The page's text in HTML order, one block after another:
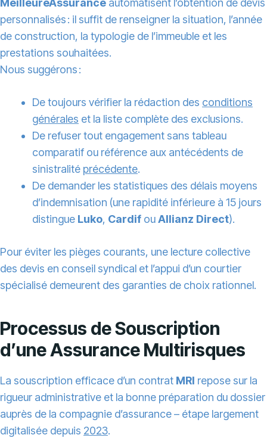
MeilleureAssurance automatisent l’obtention de devis
personnalisés : il suffit de renseigner la situation, l’année
de construction, la typologie de l’immeuble et les
prestations souhaitées.
Nous suggérons :
De toujours vérifier la rédaction des conditions
générales et la liste complète des exclusions.
De refuser tout engagement sans tableau
comparatif ou référence aux antécédents de
sinistralité précédente.
De demander les statistiques des délais moyens
d’indemnisation (une rapidité inférieure à 15 jours
distingue Luko, Cardif ouAllianz Direct).
Pour éviter les pièges courants, une lecture collective
des devis en conseil syndical et l’appui d’un courtier
spécialisé demeurent des garanties de choix rationnel.
Processus de Souscription
d’une Assurance Multirisques
La souscription efficace d’un contrat MRI repose sur la
rigueur administrative et la bonne préparation du dossier
auprès de la compagnie d’assurance – étape largement
digitalisée depuis 2023.